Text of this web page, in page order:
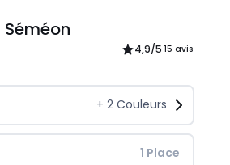
4,9/5 15 avis
+ 2Couleurs
1 Place